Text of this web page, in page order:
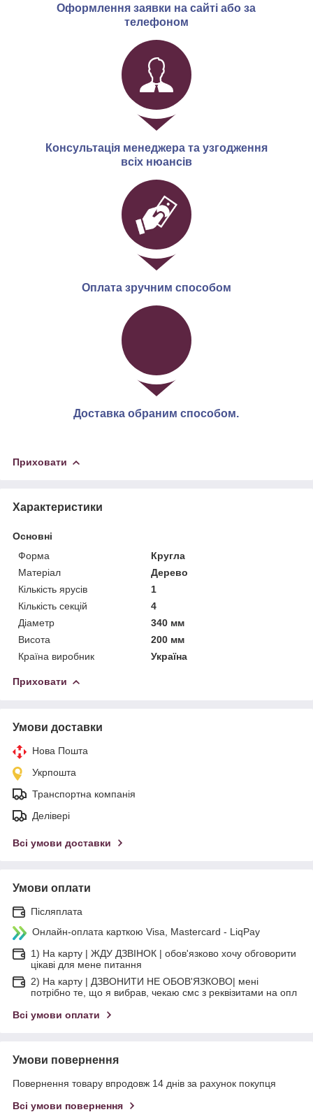
Оформлення заявки на сайті або за
телефоном
Консультація менеджера та узгодження
всіх нюансів
Оплата зручним способом
Доставка обраним способом.
Приховати
Характеристики
Основні
Форма
Кругла
Матеріал
Дерево
Кількість ярусів
1
Кількість секцій
4
Діаметр
340 мм
Висота
200 мм
Країна виробник
Україна
Приховати
Умови доставки
Нова Пошта
Укрпошта
Транспортна компанія
Делівері
Всі умови доставки
Умови оплати
Післяплата
Онлайн-оплата карткою Visa, Mastercard - LiqPay
1) На карту | ЖДУ ДЗВІНОК | обов'язково хочу обговорити
цікаві для мене питання
2) На карту | ДЗВОНИТИ НЕ ОБОВ'ЯЗКОВО| мені
потрібно те, що я вибрав, чекаю смс з реквізитами на опл
Всі умови оплати
Умови повернення
Повернення товару впродовж 14 днів за рахунок покупця
Всі умови повернення